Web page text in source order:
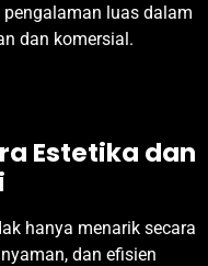
luas dalam
dan komersial.
Estetika dan
hanya menarik secara
dan efisien